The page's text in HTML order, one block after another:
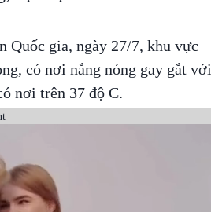
Quốc gia, ngày 27/7, khu vực
có nơi nắng nóng gay gắt với
nơi trên 37 độ C.